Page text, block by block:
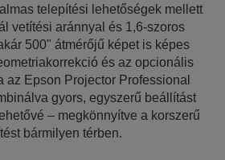
telepítési lehetőségek mellett
vetítési aránnyal és 1,6-szoros
500" átmérőjű képet is képes
és az opcionális
az Epson Projector Professional
gyors, egyszerű beállítást
– megkönnyítve a korszerű
bármilyen térben.